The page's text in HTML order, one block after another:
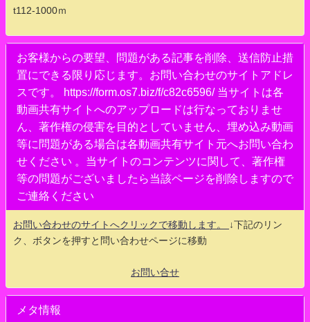
t112-1000ｍ
お客様からの要望、問題がある記事を削除、送信防止措
置にできる限り応じます。お問い合わせのサイトアドレ
スです。 https://form.os7.biz/f/c82c6596/ 当サイトは各
動画共有サイトへのアップロードは行なっておりませ
ん、著作権の侵害を目的としていません、埋め込み動画
等に問題がある場合は各動画共有サイト元へお問い合わ
せください 。当サイトのコンテンツに関して、著作権
等の問題がございましたら当該ページを削除しますので
ご連絡ください
お問い合わせのサイトへクリックで移動します。
↓下記のリン
ク、ボタンを押すと問い合わせページに移動
お問い合せ
メタ情報